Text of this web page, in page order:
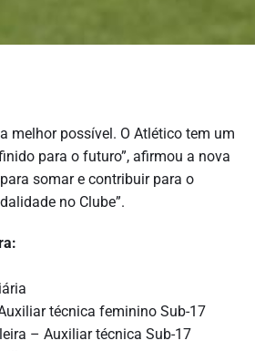
melhor possível. O Atlético tem um
para o futuro”, afirmou a nova
somar e contribuir para o
no Clube”.
técnica feminino Sub-17
– Auxiliar técnica Sub-17